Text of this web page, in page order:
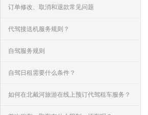
订单修改、取消和退款常见问题
代驾接送机服务规则？
自驾服务规则
自驾日租需要什么条件？
如何在北戴河旅游在线上预订代驾租车服务？